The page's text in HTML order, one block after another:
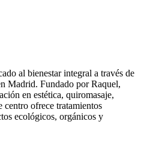
al bienestar integral a través de
Madrid. Fundado por Raquel,
en estética, quiromasaje,
centro ofrece tratamientos
ecológicos, orgánicos y